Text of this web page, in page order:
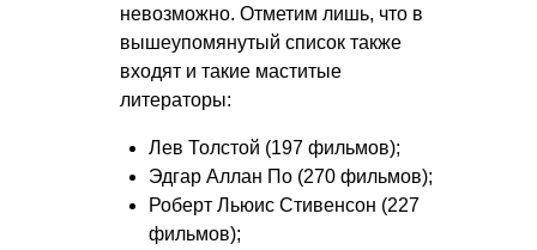
невозможно. Отметим лишь, что в
вышеупомянутый список также
входят и такие маститые
литераторы:
Лев Толстой (197 фильмов);
Эдгар Аллан По (270 фильмов);
Роберт Льюис Стивенсон (227
фильмов);